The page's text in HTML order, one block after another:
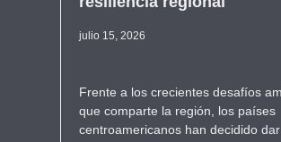
julio 15, 2026
Frente a los crecientes desafíos
que comparte la región, los países
centroamericanos han decidido